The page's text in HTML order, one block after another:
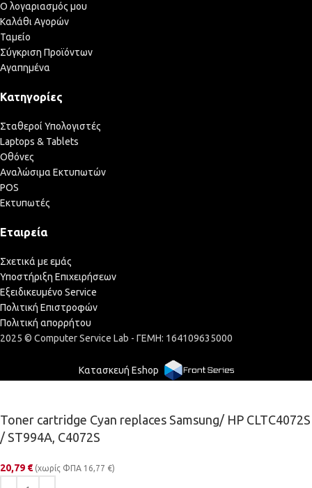
Ο λογαριασμός μου
Καλάθι Αγορών
Ταμείο
Σύγκριση Προϊόντων
Αγαπημένα
Κατηγορίες
Σταθεροί Υπολογιστές
Laptops & Tablets
Οθόνες
Αναλώσιμα Εκτυπωτών
POS
Εκτυπωτές
Εταιρεία
Σχετικά με εμάς
Υποστήριξη Επιχειρήσεων
Εξειδικευμένο Service
Πολιτική Επιστροφών
Πολιτική απορρήτου
2025 © Computer Service Lab - ΓΕΜΗ: 164109635000
Κατασκευή Eshop
Toner cartridge Cyan replaces Samsung/ HP CLTC4072S
/ ST994A, C4072S
20,79 € (χωρίς ΦΠΑ 16,77 €)